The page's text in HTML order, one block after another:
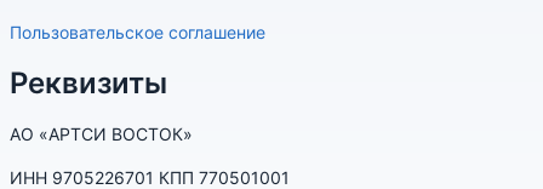
Пользовательское соглашение
Реквизиты
АО «АРТСИ ВОСТОК»
ИНН 9705226701 КПП 770501001